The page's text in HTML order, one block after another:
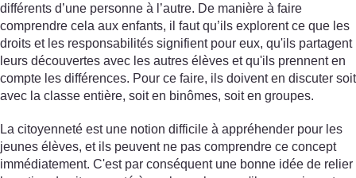
différents d’une personne à l’autre. De manière à faire
comprendre cela aux enfants, il faut qu’ils explorent ce que les
droits et les responsabilités signifient pour eux, qu'ils partagent
leurs découvertes avec les autres élèves et qu'ils prennent en
compte les différences. Pour ce faire, ils doivent en discuter soit
avec la classe entière, soit en binômes, soit en groupes.
La citoyenneté est une notion difficile à appréhender pour les
jeunes élèves, et ils peuvent ne pas comprendre ce concept
immédiatement. C'est par conséquent une bonne idée de relier